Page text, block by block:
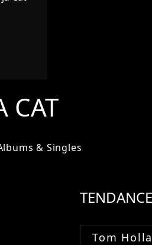
CAT
& Singles
Tom